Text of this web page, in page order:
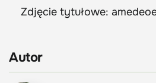
Zdjęcie tytułowe:
Autor